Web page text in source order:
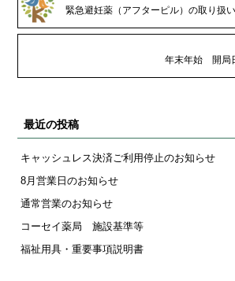
緊急避妊薬（アフターピル）の取り扱い
年末年始 開局
最近の投稿
キャッシュレス決済ご利用停止のお知らせ
8月営業日のお知らせ
通常営業のお知らせ
コーセイ薬局 施設基準等
福祉用具・重要事項説明書